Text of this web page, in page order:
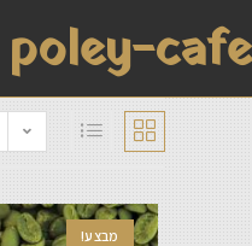
poley-cafe
מבצע!